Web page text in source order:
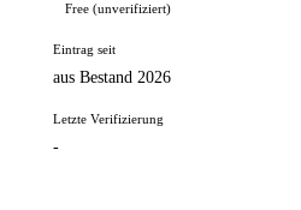
Free (unverifiziert)
Eintrag seit
aus Bestand 2026
Letzte Verifizierung
-